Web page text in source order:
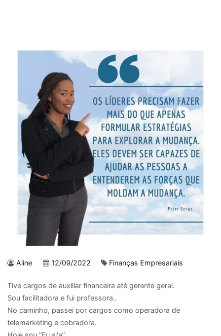
Aline 12/09/2022 Finanças Empresariais
Tive cargos de auxiliar financeira até gerente geral.
Sou facilitadora e fui professora..
No caminho, passei por cargos como operadora de
telemarketing e cobradora.